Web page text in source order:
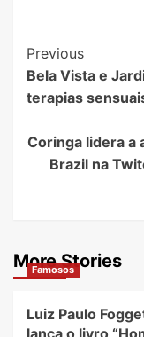
Post
Previous
Bela Vista e
terapias
Coringa lidera a
Brazil na
More Stories
Famosos
Luiz Paulo
lança o livro